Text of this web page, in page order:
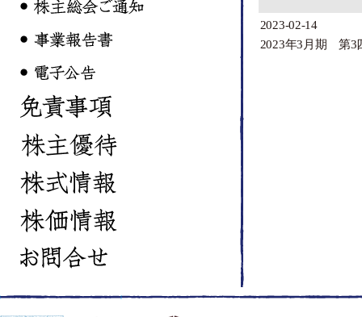
2023-02-14
2023年3月期 第3